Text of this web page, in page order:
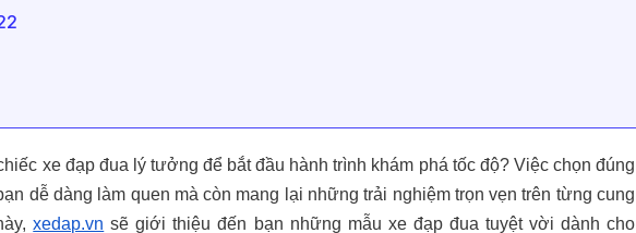
xe đạp đua lý tưởng để bắt đầu hành trình khám phá tốc độ? Việc chọn đúng
dễ dàng làm quen mà còn mang lại những trải nghiệm trọn vẹn trên từng cung
xedap.vn sẽ giới thiệu đến bạn những mẫu xe đạp đua tuyệt vời dành cho